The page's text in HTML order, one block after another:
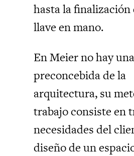
hasta la finalización
llave en mano.
En Meier no hay
preconcebida de la
arquitectura, su
trabajo consiste en
necesidades del
diseño de un